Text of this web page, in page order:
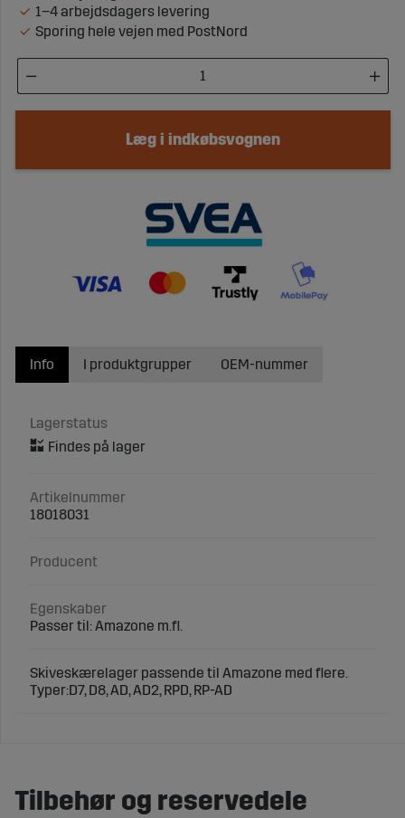
1–4 arbejdsdagers levering
Sporing hele vejen med PostNord
Læg i indkøbsvognen
Info
Lagerstatus
Artikelnummer
18018031
Producent
Egenskaber
Passer til: Amazone m.fl.
Skiveskærelager passende til Amazone med flere.
Typer:D7, D8, AD, AD2, RPD, RP-AD
I produktgrupper OEM-nummer
Tilbehør og reservedele